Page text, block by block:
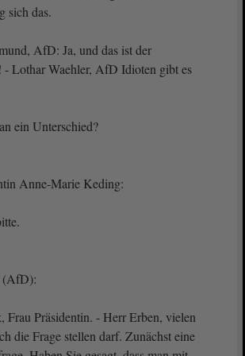
sich das.
AfD: Ja, und das ist der
- Lothar Waehler, AfD Idioten gibt es
ein Unterschied?
Anne-Marie Keding:
(AfD):
Frau Präsidentin. - Herr Erben, vielen
die Frage stellen darf. Zunächst eine